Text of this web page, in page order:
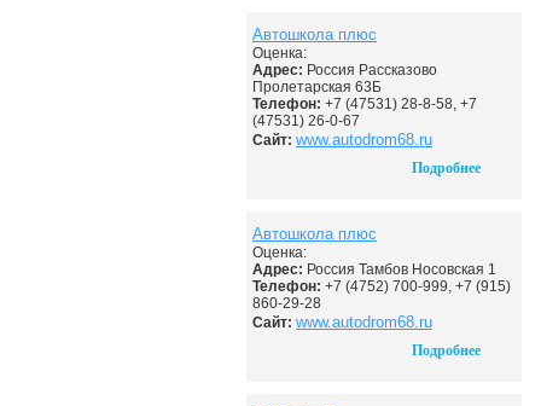
Автошкола плюс
Оценка:
Адрес: Россия Рассказово
Пролетарская 63Б
Телефон: +7 (47531) 28-8-58, +7
(47531) 26-0-67
Сайт: www.autodrom68.ru
Подробнее
Автошкола плюс
Оценка:
Адрес: Россия Тамбов Носовская 1
Телефон: +7 (4752) 700-999, +7 (915)
860-29-28
Сайт: www.autodrom68.ru
Подробнее